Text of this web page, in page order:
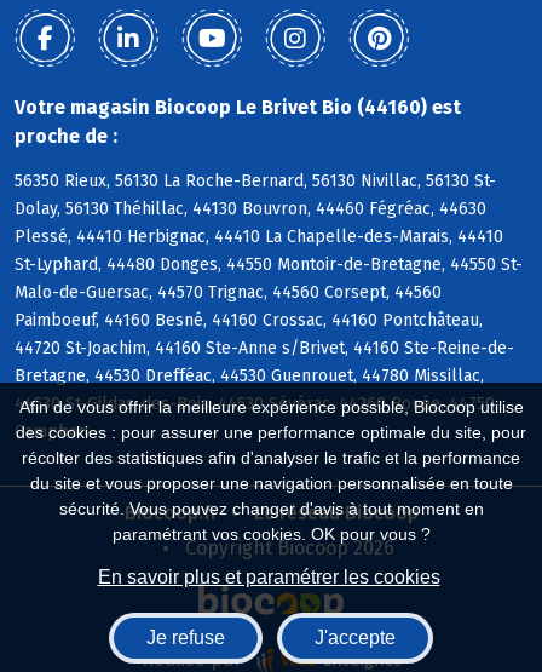
Afin de vous offrir la meilleure expérience possible, Biocoop utilise
des cookies : pour assurer une performance optimale du site, pour
récolter des statistiques afin d'analyser le trafic et la performance
du site et vous proposer une navigation personnalisée en toute
sécurité. Vous pouvez changer d'avis à tout moment en
paramétrant vos cookies. OK pour vous ?
En savoir plus et paramétrer les cookies
Je refuse J'accepte
Votre magasin Biocoop Le Brivet Bio (44160) est
proche de :
56350 Rieux, 56130 La Roche-Bernard, 56130 Nivillac, 56130 St-
Dolay, 56130 Théhillac, 44130 Bouvron, 44460 Fégréac, 44630
Plessé, 44410 Herbignac, 44410 La Chapelle-des-Marais, 44410
St-Lyphard, 44480 Donges, 44550 Montoir-de-Bretagne, 44550 St-
Malo-de-Guersac, 44570 Trignac, 44560 Corsept, 44560
Paimboeuf, 44160 Besné, 44160 Crossac, 44160 Pontchâteau,
44720 St-Joachim, 44160 Ste-Anne s/Brivet, 44160 Ste-Reine-de-
Bretagne, 44530 Drefféac, 44530 Guenrouet, 44780 Missillac,
44530 St-Gildas-des-Bois, 44530 Sévérac, 44260 Bouée, 44750
Campbon
Biocoop.fr
Le réseau Biocoop
Copyright Biocoop 2026
Réalisé par